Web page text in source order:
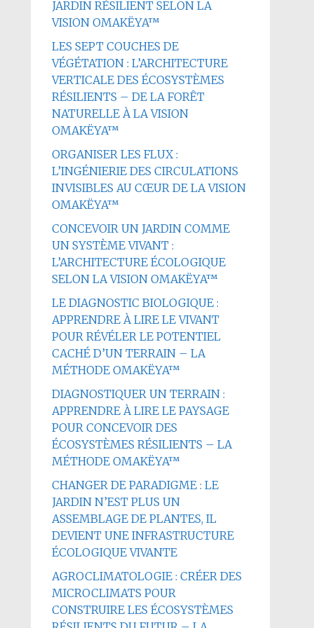
JARDIN RÉSILIENT SELON LA
VISION OMAKËYA™
LES SEPT COUCHES DE
VÉGÉTATION : L’ARCHITECTURE
VERTICALE DES ÉCOSYSTÈMES
RÉSILIENTS – DE LA FORÊT
NATURELLE À LA VISION
OMAKËYA™
ORGANISER LES FLUX :
L’INGÉNIERIE DES CIRCULATIONS
INVISIBLES AU CŒUR DE LA VISION
OMAKËYA™
CONCEVOIR UN JARDIN COMME
UN SYSTÈME VIVANT :
L’ARCHITECTURE ÉCOLOGIQUE
SELON LA VISION OMAKËYA™
LE DIAGNOSTIC BIOLOGIQUE :
APPRENDRE À LIRE LE VIVANT
POUR RÉVÉLER LE POTENTIEL
CACHÉ D’UN TERRAIN – LA
MÉTHODE OMAKËYA™
DIAGNOSTIQUER UN TERRAIN :
APPRENDRE À LIRE LE PAYSAGE
POUR CONCEVOIR DES
ÉCOSYSTÈMES RÉSILIENTS – LA
MÉTHODE OMAKËYA™
CHANGER DE PARADIGME : LE
JARDIN N’EST PLUS UN
ASSEMBLAGE DE PLANTES, IL
DEVIENT UNE INFRASTRUCTURE
ÉCOLOGIQUE VIVANTE
AGROCLIMATOLOGIE : CRÉER DES
MICROCLIMATS POUR
CONSTRUIRE LES ÉCOSYSTÈMES